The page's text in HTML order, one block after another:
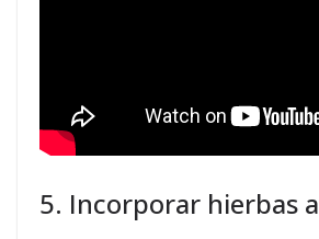
5. Incorporar hierbas